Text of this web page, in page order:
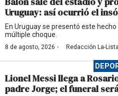
Uruguay: así ocurrió el
En Uruguay se presentó este
múltiple choque.
8 de agosto, 2026 · Redacción La-Lista
Lionel Messi llega a
padre Jorge; el funeral